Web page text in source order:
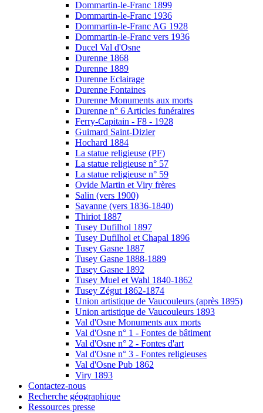
Dommartin-le-Franc 1899
Dommartin-le-Franc 1936
Dommartin-le-Franc AG 1928
Dommartin-le-Franc vers 1936
Ducel Val d'Osne
Durenne 1868
Durenne 1889
Durenne Eclairage
Durenne Fontaines
Durenne Monuments aux morts
Durenne n° 6 Articles funéraires
Ferry-Capitain - F8 - 1928
Guimard Saint-Dizier
Hochard 1884
La statue religieuse (PF)
La statue religieuse n° 57
La statue religieuse n° 59
Ovide Martin et Viry frères
Salin (vers 1900)
Savanne (vers 1836-1840)
Thiriot 1887
Tusey Dufilhol 1897
Tusey Dufilhol et Chapal 1896
Tusey Gasne 1887
Tusey Gasne 1888-1889
Tusey Gasne 1892
Tusey Muel et Wahl 1840-1862
Tusey Zégut 1862-1874
Union artistique de Vaucouleurs (après 1895)
Union artistique de Vaucouleurs 1893
Val d'Osne Monuments aux morts
Val d'Osne n° 1 - Fontes de bâtiment
Val d'Osne n° 2 - Fontes d'art
Val d'Osne n° 3 - Fontes religieuses
Val d'Osne Pub 1862
Viry 1893
Contactez-nous
Recherche géographique
Ressources presse